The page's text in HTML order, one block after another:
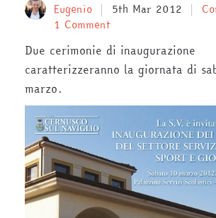
Eugenio 5th Mar 2012
1 Comment
Due cerimonie di inaugurazione
caratterizzeranno la giornata di
marzo.